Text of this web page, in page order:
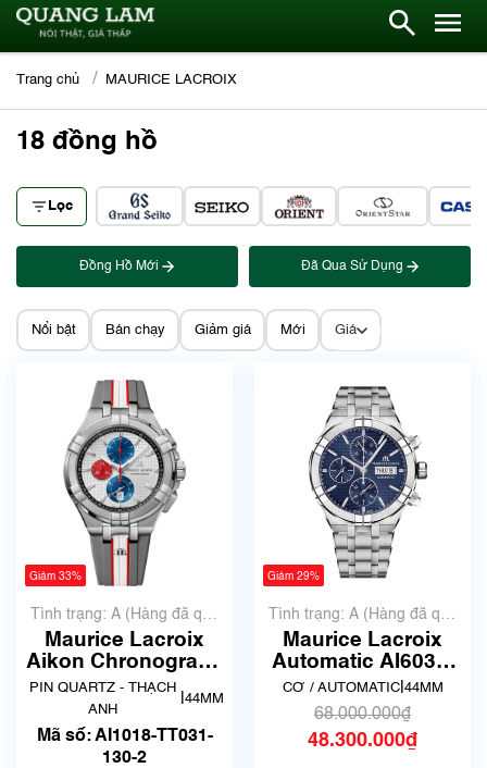
Trang chủ MAURICE LACROIX
18 đồng hồ
Lọc
Đồng Hồ Mới Đã Qua Sử Dụng
Nổi bật Bán chạy Giảm giá Mới Giá
Giảm 33%
Tình trạng: A (Hàng đã qua
sử dụng nhưng rất đẹp,
không có xước)
Maurice Lacroix
Aikon Chronograph
Phiên Bản Đặc Biệt
Mahindra Racing
AI1018-TT031-130-2
PIN QUARTZ - THẠCH
ANH
44MM
Mã số: AI1018-TT031-
130-2
Giảm 29%
Tình trạng: A (Hàng đã qua
sử dụng nhưng rất đẹp,
không có xước)
Maurice Lacroix
Automatic AI6038-
SS00F-430-C
CƠ / AUTOMATIC| 44MM
68.000.000₫
48.300.000₫